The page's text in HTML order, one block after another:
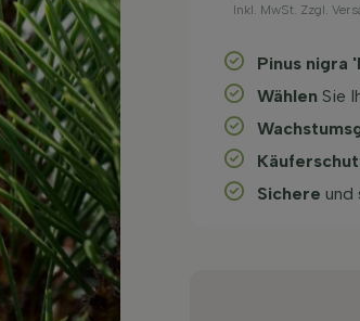
Inkl. MwSt. Zzgl.
Pinus nigra
Wählen Sie
Sichere und